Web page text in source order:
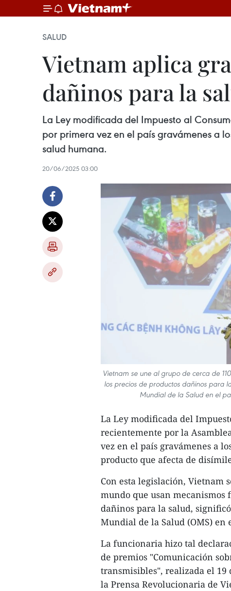
SALUD
Vietnam aplica
dañinos para la
La Ley modificada del Impuesto al
por primera vez en el país gravámenes a
salud humana.
20/06/2025 03:00
Vietnam se une al grupo de cerca de
los precios de productos dañinos para
Mundial de la Salud en el
La Ley modificada del
recientemente por la
vez en el país gravámenes a
producto que afecta de
Con esta legislación, Vietnam
mundo que usan mecanismos
dañinos para la salud,
Mundial de la Salud (OMS)
La funcionaria hizo tal
de premios "Comunicación
transmisibles", realizada el
la Prensa Revolucionaria de